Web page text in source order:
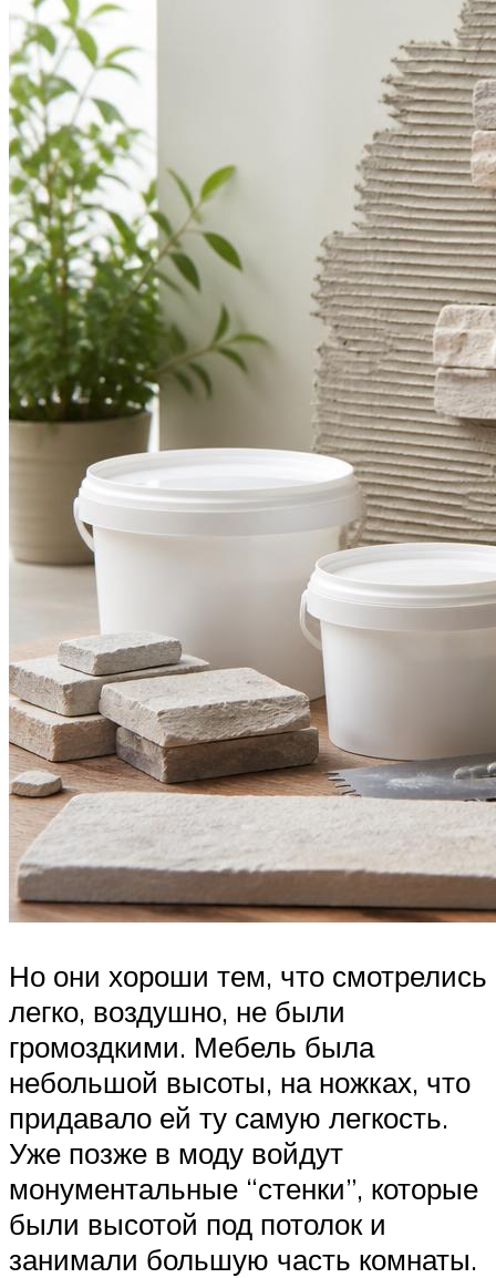
Но они хороши тем, что смотрелись
легко, воздушно, не были
громоздкими. Мебель была
небольшой высоты, на ножках, что
придавало ей ту самую легкость.
Уже позже в моду войдут
монументальные “стенки”, которые
были высотой под потолок и
занимали большую часть комнаты.